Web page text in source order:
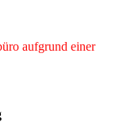
aufgrund einer